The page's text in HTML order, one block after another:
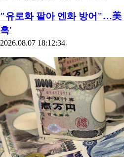
"유로화 팔아 엔화 방어"…美
혹'
2026.08.07 18:12:34